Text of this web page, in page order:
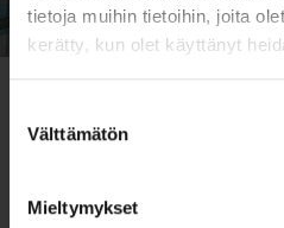
tietoja muihin tietoihin, joita
kerätty, kun olet käyttänyt
valinta
Välttämätön
Mieltymykset